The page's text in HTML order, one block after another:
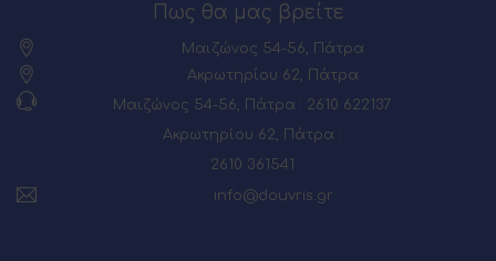
Πως θα μας βρείτε
Μαιζώνος 54-56, Πάτρα
Ακρωτηρίου 62, Πάτρα
Μαιζώνος 54-56, Πάτρα : 2610 622137
Ακρωτηρίου 62, Πάτρα :
2610 361541
info@douvris.gr